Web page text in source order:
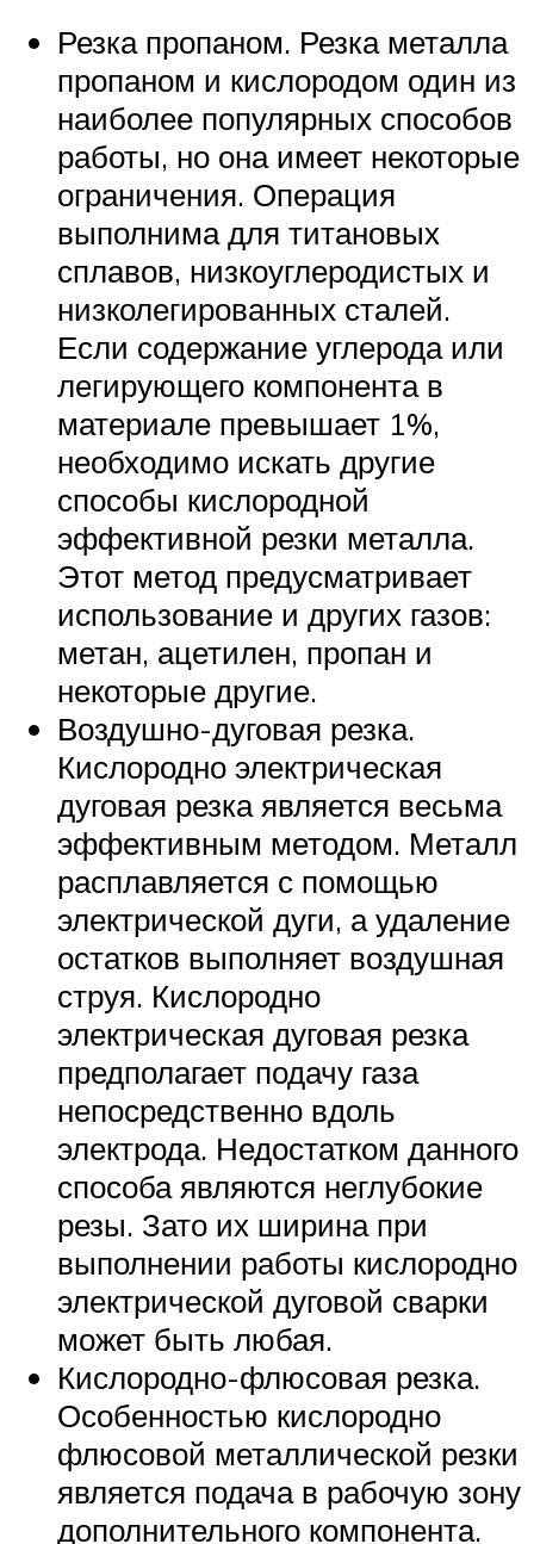
Резка пропаном. Резка металла
пропаном и кислородом один из
наиболее популярных способов
работы, но она имеет некоторые
ограничения. Операция
выполнима для титановых
сплавов, низкоуглеродистых и
низколегированных сталей.
Если содержание углерода или
легирующего компонента в
материале превышает 1%,
необходимо искать другие
способы кислородной
эффективной резки металла.
Этот метод предусматривает
использование и других газов:
метан, ацетилен, пропан и
некоторые другие.
Воздушно-дуговая резка.
Кислородно электрическая
дуговая резка является весьма
эффективным методом. Металл
расплавляется с помощью
электрической дуги, а удаление
остатков выполняет воздушная
струя. Кислородно
электрическая дуговая резка
предполагает подачу газа
непосредственно вдоль
электрода. Недостатком данного
способа являются неглубокие
резы. Зато их ширина при
выполнении работы кислородно
электрической дуговой сварки
может быть любая.
Кислородно-флюсовая резка.
Особенностью кислородно
флюсовой металлической резки
является подача в рабочую зону
дополнительного компонента.